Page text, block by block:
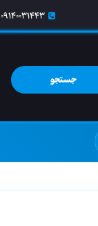
09140031443
جستجو